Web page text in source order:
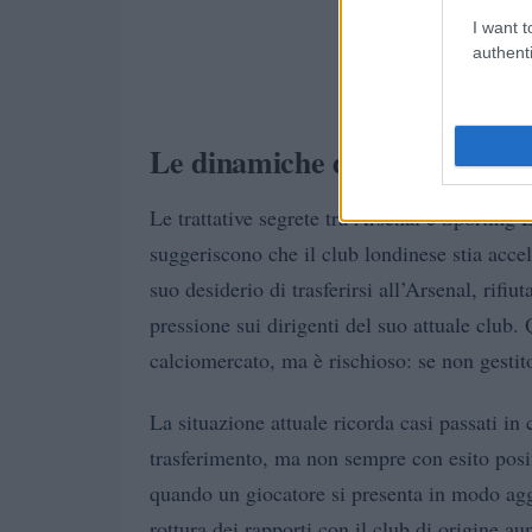
I want
Le dinamiche del
Le trattative segrete tra Arsenal e
suggeriscono che il club londinese stia
suo desiderio di trasferirsi all’Arsenal,
pressione sui dirigenti del suo attuale club.
calciomercato, ma è rischioso: se non
La situazione attuale ricorda casi passati
trasferimento, ma non sempre con esito
quando un giocatore si presenta in modo